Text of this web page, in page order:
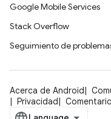
Google Mobile Services
Stack Overflow
Seguimiento de
Acerca de Android
Privacidad